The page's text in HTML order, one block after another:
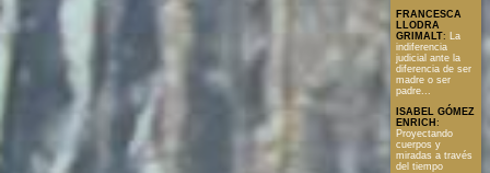
FRANCESCA
LLODRA
GRIMALT:
La
indiferencia
judicial ante la
diferencia de ser
madre o ser
padre...
ISABEL GÓMEZ
ENRICH :
Proyectando
cuerpos y
miradas a través
del tiempo